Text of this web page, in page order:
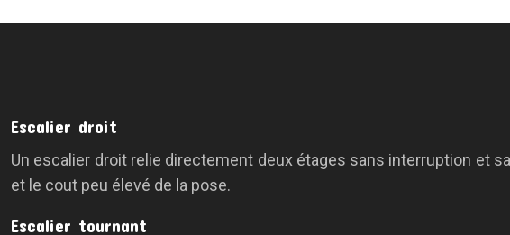
Escalier droit
Un escalier droit relie directement deux étages sans interruption et
et le cout peu élevé de la pose.
Escalier tournant